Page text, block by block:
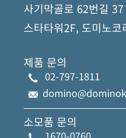
사기막골로 62번길 37
스타타워2F, 도미노코
제품 문의
02-797-1811
소모품 문의